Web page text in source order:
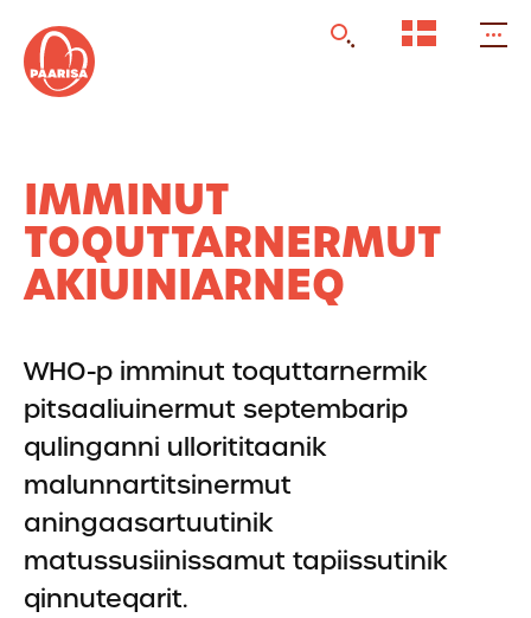
forsiden
IMMINUT
TOQUTTARNERMUT
AKIUINIARNEQ
WHO-p imminut toquttarnermik
pitsaaliuinermut septembarip
qulinganni ullorititaanik
malunnartitsinermut
aningaasartuutinik
matussusiinissamut tapiissutinik
qinnuteqarit.